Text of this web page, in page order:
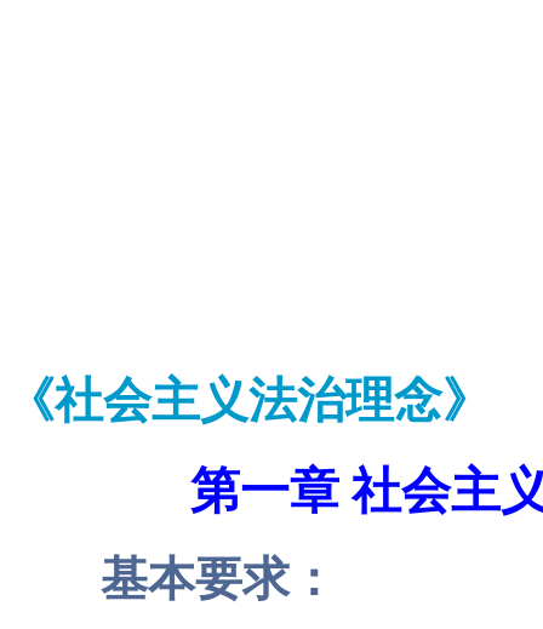
《社会主义法治理念》
第一章 社会主
基本要求：